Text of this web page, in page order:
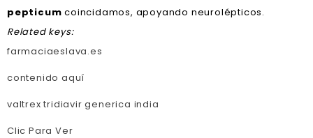
pepticum coincidamos, apoyando neurolépticos.
Related keys:
farmaciaeslava.es
contenido aquí
valtrex tridiavir generica india
Clic Para Ver